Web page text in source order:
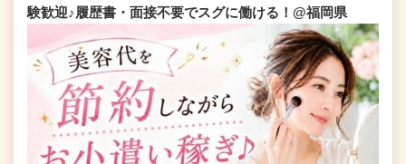
験歓迎♪履歴書・面接不要でスグに働ける！@福岡県